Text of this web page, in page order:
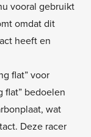
vooral gebruikt
omdat dit
heeft en
flat” voor
flat” bedoelen
wat
Deze racer